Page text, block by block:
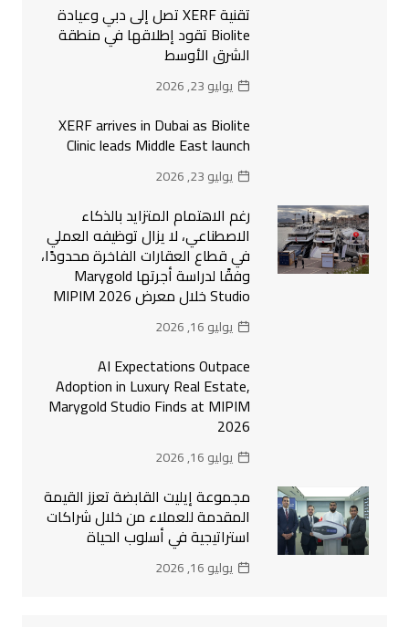
تقنية XERF تصل إلى دبي وعيادة
Biolite تقود إطلاقها في منطقة
الشرق الأوسط
يوليو 23, 2026
XERF arrives in Dubai as Biolite
Clinic leads Middle East launch
يوليو 23, 2026
رغم الاهتمام المتزايد بالذكاء
الاصطناعي، لا يزال توظيفه العملي
في قطاع العقارات الفاخرة محدودًا،
وفقًا لدراسة أجرتها Marygold
Studio خلال معرض MIPIM 2026
يوليو 16, 2026
AI Expectations Outpace
Adoption in Luxury Real Estate,
Marygold Studio Finds at MIPIM
2026
يوليو 16, 2026
مجموعة إيليت القابضة تعزز القيمة
المقدمة للعملاء من خلال شراكات
استراتيجية في أسلوب الحياة
يوليو 16, 2026